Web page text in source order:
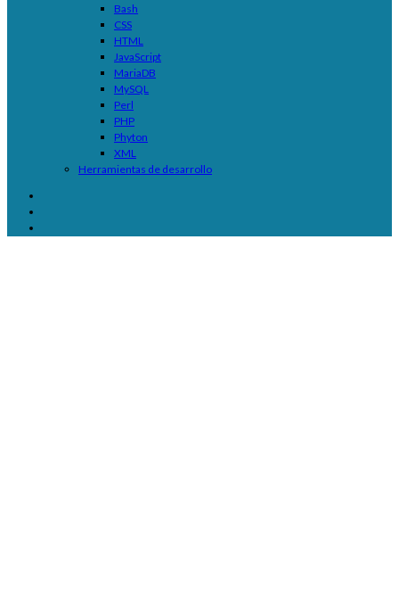
Bash
CSS
HTML
JavaScript
MariaDB
MySQL
Perl
PHP
Phyton
XML
Herramientas de desarrollo